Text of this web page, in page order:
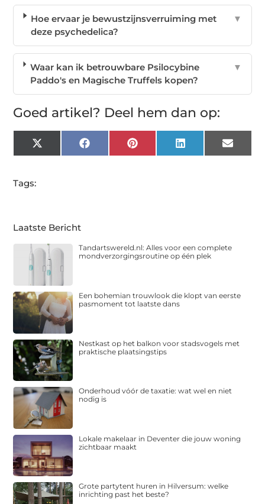
Hoe ervaar je bewustzijnsverruiming met
deze psychedelica?
▼
Waar kan ik betrouwbare Psilocybine
Paddo's en Magische Truffels kopen?
▼
Goed artikel? Deel hem dan op:
X
(Twitter)
FacebookPinterest LinkedIn Email
Tags:
Laatste Bericht
Tandartswereld.nl: Alles voor een complete
mondverzorgingsroutine op één plek
Een bohemian trouwlook die klopt van eerste
pasmoment tot laatste dans
Nestkast op het balkon voor stadsvogels met
praktische plaatsingstips
Onderhoud vóór de taxatie: wat wel en niet
nodig is
Lokale makelaar in Deventer die jouw woning
zichtbaar maakt
Grote partytent huren in Hilversum: welke
inrichting past het beste?